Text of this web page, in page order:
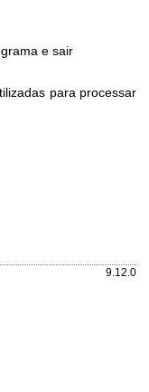
e sair
para processar
9.12.0